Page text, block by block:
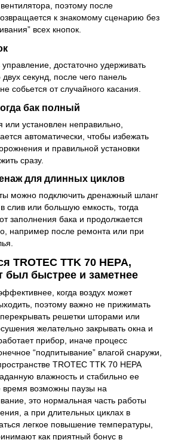
поэтому после
к знакомому сценарию без
всех кнопок.
достаточно удерживать
секунд, после чего панель
собьется от случайного касания.
бак полный
или установлен неправильно,
автоматически, чтобы избежать
и правильной установки
сразу.
для длинных циклов
можно подключить дренажный шланг
слив или большую емкость, тогда
заполнения бака и продолжается
например после ремонта или при
TROTEC TTK 70 HEPA,
был быстрее и заметнее
когда воздух может
поэтому важно не прижимать
решетки шторами или
желательно закрывать окна и
прибор, иначе процесс
“подпитывание” влагой снаружи,
TROTEC TTK 70 HEPA
влажность и стабильно ее
время возможны паузы на
это нормальная часть работы
а при длительных циклах в
легкое повышение температуры,
как приятный бонус в